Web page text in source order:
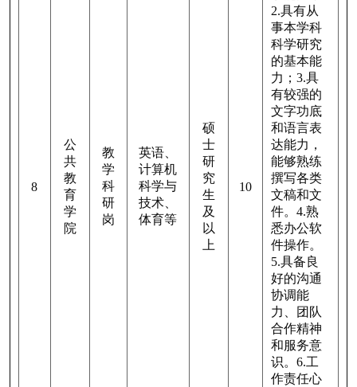
8
公
共
教
育
学
院
教
学
科
研
岗
英语、
计算机
科学与
技术、
体育等
硕
士
研
究
生
及
以
上
10
2.具有从
事本学科
科学研究
的基本能
力； 3.具
有较强的
文字功底
和语言表
达能力，
能够熟练
撰写各类
文稿和文
件。 4.熟
悉办公软
件操作。
5.具备良
好的沟通
协调能
力、团队
合作精神
和服务意
识。 6.工
作责任心